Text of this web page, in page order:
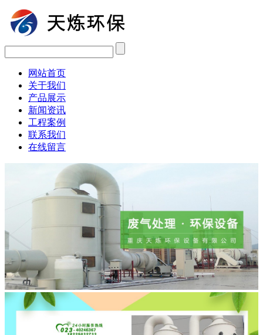
网站首页
关于我们
产品展示
新闻资讯
工程案例
联系我们
在线留言